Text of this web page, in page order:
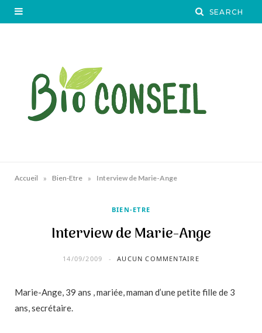
Accueil » Bien-Etre » Interview de Marie-Ange
BIEN-ETRE
Interview de Marie-Ange
14/09/2009 AUCUN COMMENTAIRE
Marie-Ange, 39 ans , mariée, maman d’une petite fille de 3
ans, secrétaire.